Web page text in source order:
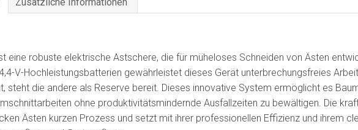
eine robuste elektrische Astschere, die für müheloses Schneiden von Ästen
V-Hochleistungsbatterien gewährleistet dieses Gerät unterbrechungsfreies
steht die andere als Reserve bereit. Dieses innovative System ermöglicht es
ohne produktivitätsmindernde Ausfallzeiten zu bewältigen. Die
Ästen kurzen Prozess und setzt mit ihrer professionellen Effizienz und ihrem